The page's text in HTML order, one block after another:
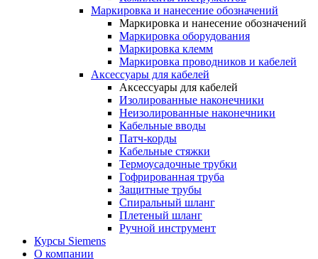
Маркировка и нанесение обозначений
Маркировка и нанесение обозначений
Маркировка оборудования
Маркировка клемм
Маркировка проводников и кабелей
Аксессуары для кабелей
Аксессуары для кабелей
Изолированные наконечники
Неизолированные наконечники
Кабельные вводы
Патч-корды
Кабельные стяжки
Термоусадочные трубки
Гофрированная труба
Защитные трубы
Спиральный шланг
Плетеный шланг
Ручной инструмент
Курсы Siemens
О компании